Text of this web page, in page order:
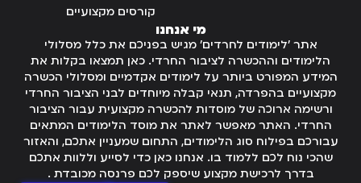
מי אנחנו
אתר 'לימודים לחרדים' מגיש בפניכם את כלל מסלולי
הלימודים וההכשרה לציבור החרדי. כאן תמצאו בקלות את
המידע המפורט ביותר על לימודים אקדמיים ומסלולי הכשרה
מקצועיים בהפרדה, תנאי קבלה מיוחדים לבני הציבור החרדי
ורשימה ארוכה של מוסדות להכשרה מקצועית עבור הציבור
החרדי. האתר מאפשר לאתר את מוסד הלימודים המתאים
עבורכם בפילוח סוג הלימודים, התחום שמעניין אתכם, והאזור
שהכי נוח לכם ללמוד בו. אנחנו כאן כדי לסייע וללוות אתכם
בדרך לרכישת מקצוע שיספק לכם פרנסה מכובדת .
קורסים מקצועיים